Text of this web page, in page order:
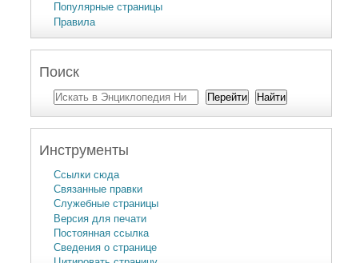
Популярные страницы
Правила
Поиск
Инструменты
Ссылки сюда
Связанные правки
Служебные страницы
Версия для печати
Постоянная ссылка
Сведения о странице